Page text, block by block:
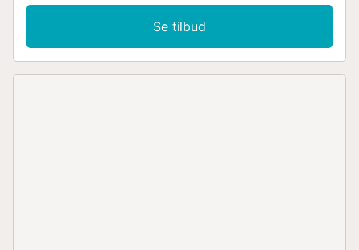
Se tilbud